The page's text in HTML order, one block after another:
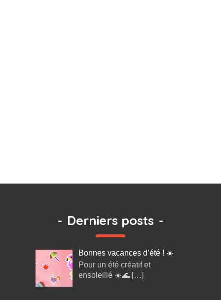
- Derniers posts -
Bonnes vacances d’été ! ☀️
Pour un été créatif et
ensoleillé ☀️🌊 […]